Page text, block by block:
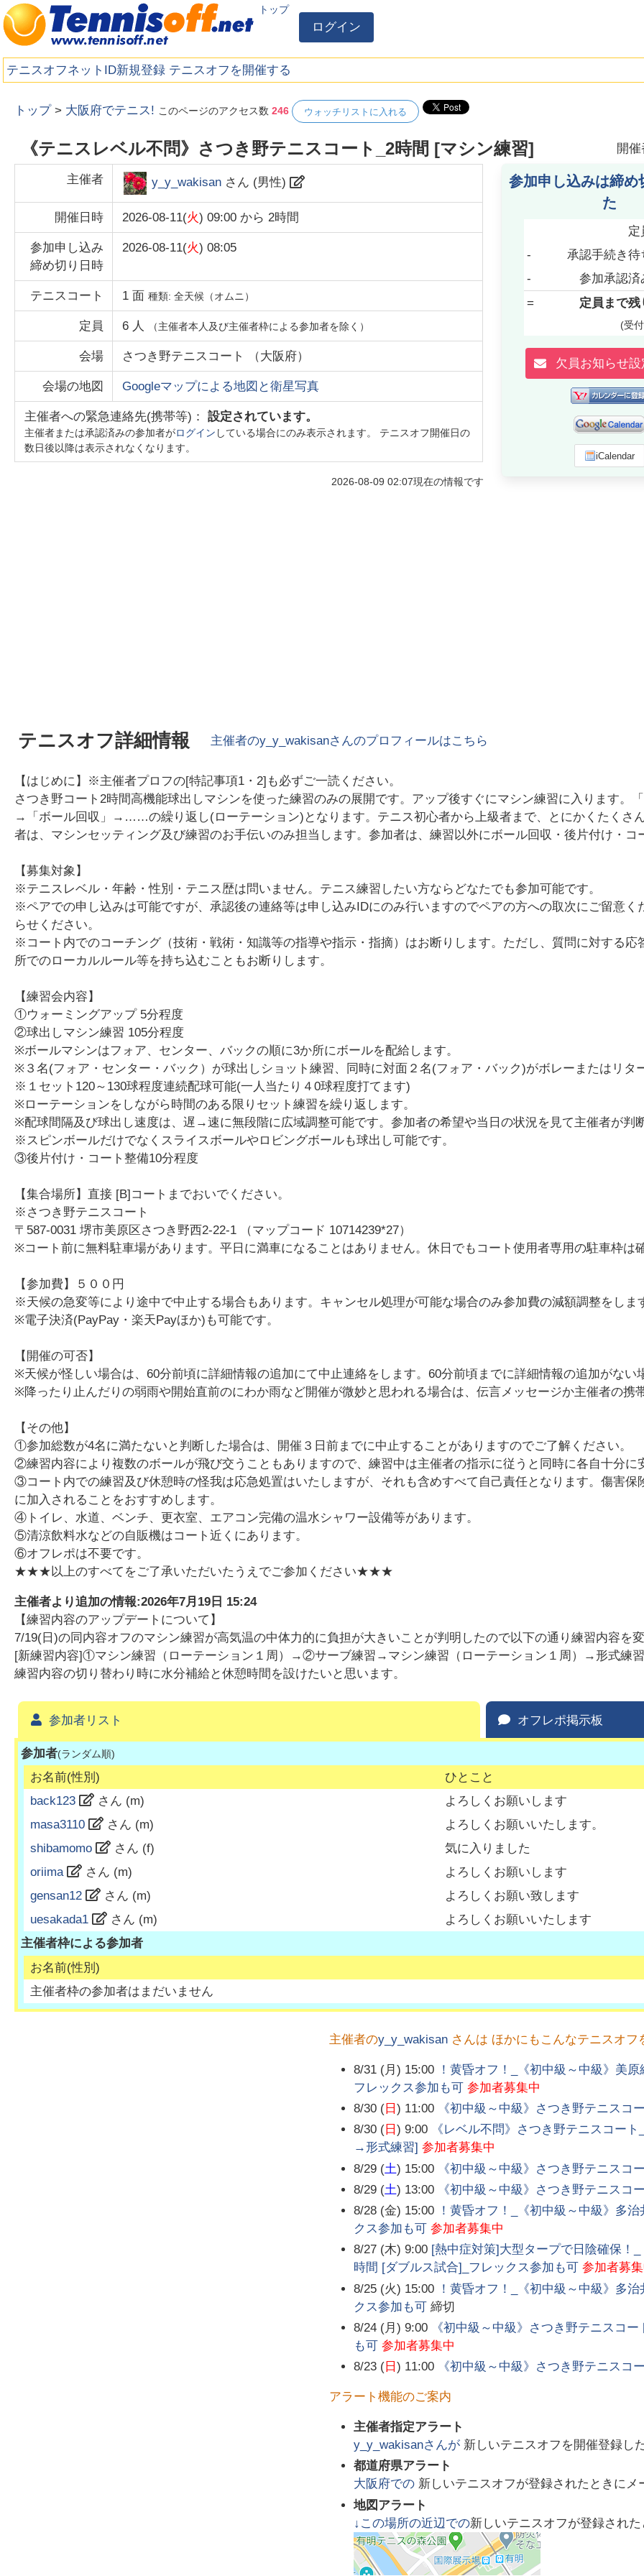
トップ
ログイン
テニスオフネットID新規登録 テニスオフを開催する
トップ > 大阪府でテニス! このページのアクセス数246 ウォッチリストに入れる
《テニスレベル不問》さつき野テニスコート_2時間 [マシン練習] 開
主催者 y_y_wakisan さん (男性)
開催日時 2026-08-11(火) 09:00 から2時間
参加申し込み
締め切り日時
2026-08-11(火) 08:05
テニスコート 1 面種類:全天候（オムニ）
定員 6 人 （主催者本人及び主催者枠による参加者を除く）
会場 さつき野テニスコート （大阪府）
会場の地図 Googleマップによる地図と衛星写真
主催者への緊急連絡先(携帯等)：設定されています。
主催者または承認済みの参加者がログイン している場合にのみ表示されます。 テニスオフ開催日の
数日後以降は表示されなくなります。
2026-08-09 02:07現在の情報です
参加申し込みは締め
た
定
-
承認手続き待
-
参加承認済
=
定員まで残
(受
欠員お知らせ設
iCalendar
テニスオフ詳細情報 主催者のy_y_wakisanさんのプロフィールはこちら
【はじめに】※主催者プロフの[特記事項1・2]も必ずご一読ください。
さつき野コート2時間高機能球出しマシンを使った練習のみの展開です。アップ後すぐにマシン練習に入ります
→「ボール回収」→……の繰り返し(ローテーション)となります。テニス初心者から上級者まで、とにかくたくさ
者は、マシンセッティング及び練習のお手伝いのみ担当します。参加者は、練習以外にボール回収・後片付け・コ
【募集対象】
※テニスレベル・年齢・性別・テニス歴は問いません。テニス練習したい方ならどなたでも参加可能です。
※ペアでの申し込みは可能ですが、承認後の連絡等は申し込みIDにのみ行いますのでペアの方への取次にご留意
らせください。
※コート内でのコーチング（技術・戦術・知識等の指導や指示・指摘）はお断りします。ただし、質問に対する
所でのローカルルール等を持ち込むこともお断りします。
【練習会内容】
①ウォーミングアップ 5分程度
②球出しマシン練習 105分程度
※ボールマシンはフォア、センター、バックの順に3か所にボールを配給します。
※３名(フォア・センター・バック）が球出しショット練習、同時に対面２名(フォア・バック)がボレーまたはリタ
※１セット120～130球程度連続配球可能(一人当たり４0球程度打てます)
※ローテーションをしながら時間のある限りセット練習を繰り返します。
※配球間隔及び球出し速度は、遅→速に無段階に広域調整可能です。参加者の希望や当日の状況を見て主催者が判
※スピンボールだけでなくスライスボールやロビングボールも球出し可能です。
③後片付け・コート整備10分程度
【集合場所】直接 [B]コートまでおいでください。
※さつき野テニスコート
〒587-0031 堺市美原区さつき野西2-22-1 （マップコード 10714239*27）
※コート前に無料駐車場があります。平日に満車になることはありません。休日でもコート使用者専用の駐車枠は
【参加費】５００円
※天候の急変等により途中で中止する場合もあります。キャンセル処理が可能な場合のみ参加費の減額調整をしま
※電子決済(PayPay・楽天Payほか)も可能です。
【開催の可否】
※天候が怪しい場合は、60分前頃に詳細情報の追加にて中止連絡をします。60分前頃までに詳細情報の追加がない
※降ったり止んだりの弱雨や開始直前のにわか雨など開催が微妙と思われる場合は、伝言メッセージか主催者の携
【その他】
①参加総数が4名に満たないと判断した場合は、開催３日前までに中止することがありますのでご了解ください。
②練習内容により複数のボールが飛び交うこともありますので、練習中は主催者の指示に従うと同時に各自十分に
③コート内での練習及び休憩時の怪我は応急処置はいたしますが、それも含めすべて自己責任となります。傷害
に加入されることをおすすめします。
④トイレ、水道、ベンチ、更衣室、エアコン完備の温水シャワー設備等があります。
⑤清涼飲料水などの自販機はコート近くにあります。
⑥オフレポは不要です。
★★★以上のすべてをご了承いただいたうえでご参加ください★★★
主催者より追加の情報:2026年7月19日 15:24
【練習内容のアップデートについて】
7/19(日)の同内容オフのマシン練習が高気温の中体力的に負担が大きいことが判明したので以下の通り練習内容を変
[新練習内容]①マシン練習（ローテーション１周）→②サーブ練習→マシン練習（ローテーション１周）→形式練習
練習内容の切り替わり時に水分補給と休憩時間を設けたいと思います。
参加者リスト オフレポ掲示板
参加者(ランダム順)
お名前(性別)
ひとこと
back123
さん (m)
よろしくお願いします
masa3110
さん (m)
よろしくお願いいたします。
shibamomo
さん (f)
気に入りました
oriima
さん (m)
よろしくお願いします
gensan12
さん (m)
よろしくお願い致します
uesakada1
さん (m)
よろしくお願いいたします
主催者枠による参加者
お名前(性別)
主催者枠の参加者はまだいません
主催者のy_y_wakisan さんは ほかにもこんなテニスオフ
8/31 (月) 15:00
！黄昏オフ！_《初中級～中級》美
フレックス参加も可 参加者募集中
8/30 (日 ) 11:00 《初中級～中級》さつき野テニスコ
8/30 (日 ) 9:00
《レベル不問》さつき野テニスコー
→形式練習] 参加者募集中
8/29 (土) 15:00 《初中級～中級》さつき野テニスコ
8/29 (土) 13:00 《初中級～中級》さつき野テニスコ
8/28 (金) 15:00
！黄昏オフ！_《初中級～中級》多
クス参加も可 参加者募集中
8/27 (木) 9:00 [熱中症対策]大型タープで日陰確保！
時間 [ダブルス試合]_フレックス参加も可 参加者募
8/25 (火) 15:00
！黄昏オフ！_《初中級～中級》多
クス参加も可 締切
8/24 (月) 9:00
《初中級～中級》さつき野テニスコ
も可 参加者募集中
8/23 (日 ) 11:00 《初中級～中級》さつき野テニスコ
アラート機能のご案内
主催者指定アラート
y_y_wakisanさんが 新しいテニスオフを開催登録し
都道府県アラート
大阪府での 新しいテニスオフが登録されたときにメ
地図アラート
↓この場所の近辺での新しいテニスオフが登録され